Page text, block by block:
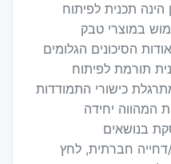
תכנית לפיתוח
במוצרי טבק
הסיכונים הגלומים
תורמת לפיתוח
כישורי התמודדות
המהווה יחידה
בנושאים
דחייה חברתית, לחץ